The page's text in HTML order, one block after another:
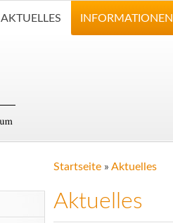
AKTUELLES INFORMATIONEN
Startseite » Aktuelles
Aktuelles